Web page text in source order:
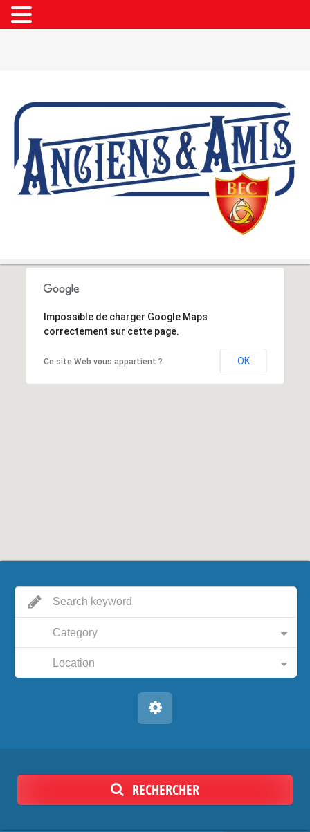
Impossible de charger Google Maps
correctement sur cette page.
Ce site Web vous appartient ? OK
Category
Location
RECHERCHER